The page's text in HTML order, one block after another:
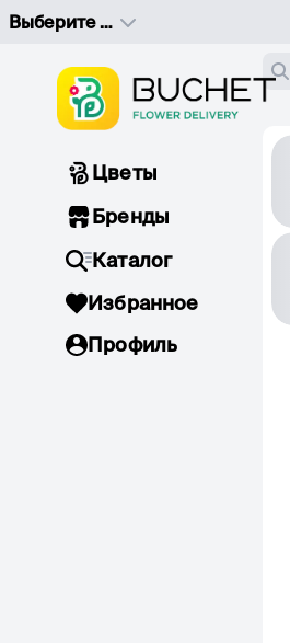
Выберите адрес доставки
Цветы
Бренды
Каталог
Избранное
Профиль